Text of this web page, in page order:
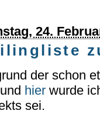
24.
der schon
hierwurde
sei.